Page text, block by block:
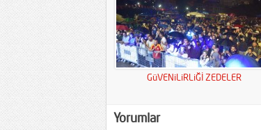
GüVENiLiRLiĞİ ZEDELER
Yorumlar